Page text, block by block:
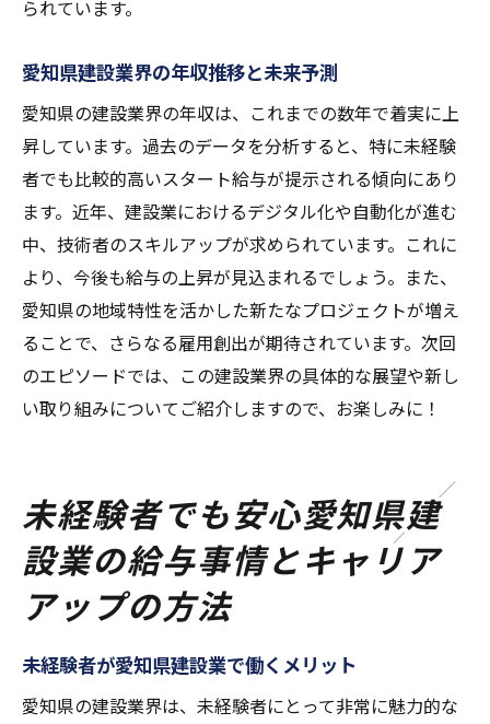
られています。
愛知県建設業界の年収推移と未来予測
愛知県の建設業界の年収は、これまでの数年で着実に上
昇しています。過去のデータを分析すると、特に未経験
者でも比較的高いスタート給与が提示される傾向にあり
ます。近年、建設業におけるデジタル化や自動化が進む
中、技術者のスキルアップが求められています。これに
より、今後も給与の上昇が見込まれるでしょう。また、
愛知県の地域特性を活かした新たなプロジェクトが増え
ることで、さらなる雇用創出が期待されています。次回
のエピソードでは、この建設業界の具体的な展望や新し
い取り組みについてご紹介しますので、お楽しみに！
未経験者でも安心愛知県建
設業の給与事情とキャリア
アップの方法
未経験者が愛知県建設業で働くメリット
愛知県の建設業界は、未経験者にとって非常に魅力的な